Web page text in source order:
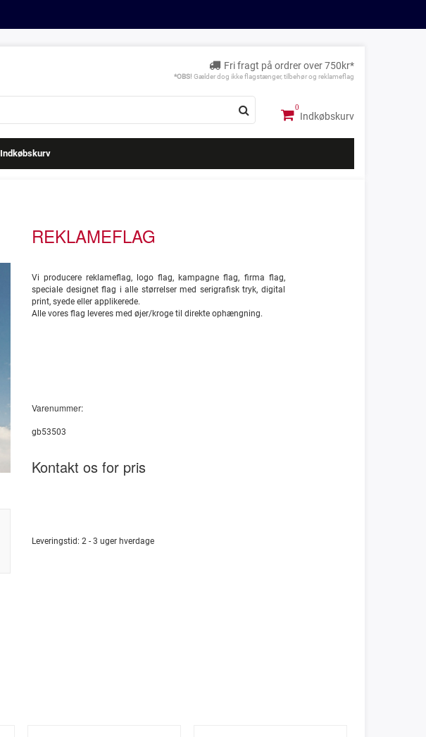
Fri fragt på ordrer over 750kr*
*OBS! Gælder dog ikke flagstænger, tilbehør og reklameflag
Indkøbskurv
Indkøbskurv
REKLAMEFLAG
Vi producere reklameflag, logo flag, kampagne flag, firma flag,
speciale designet flag i alle størrelser med serigrafisk tryk, digital
print, syede eller applikerede.
Alle vores flag leveres med øjer/kroge til direkte ophængning.
Varenummer:
gb53503
Kontakt os for pris
Leveringstid: 2 - 3 uger hverdage